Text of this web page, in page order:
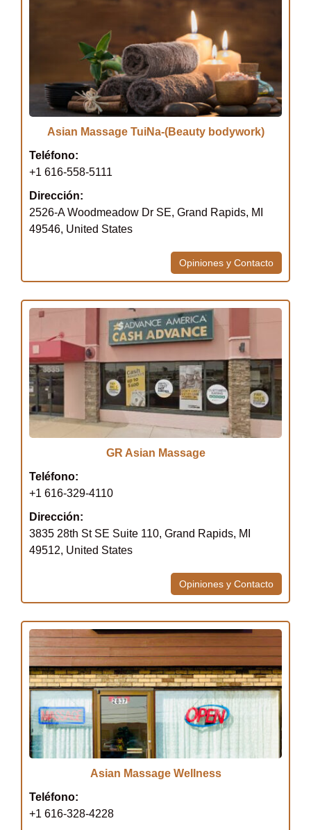
Asian Massage TuiNa-(Beauty bodywork)
Teléfono:
+1 616-558-5111
Dirección:
2526-A Woodmeadow Dr SE, Grand Rapids, MI
49546, United States
Opiniones y Contacto
GR Asian Massage
Teléfono:
+1 616-329-4110
Dirección:
3835 28th St SE Suite 110, Grand Rapids, MI
49512, United States
Opiniones y Contacto
Asian Massage Wellness
Teléfono:
+1 616-328-4228